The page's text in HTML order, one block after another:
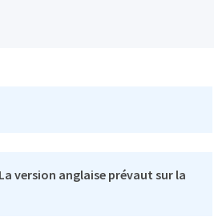
version anglaise prévaut sur la